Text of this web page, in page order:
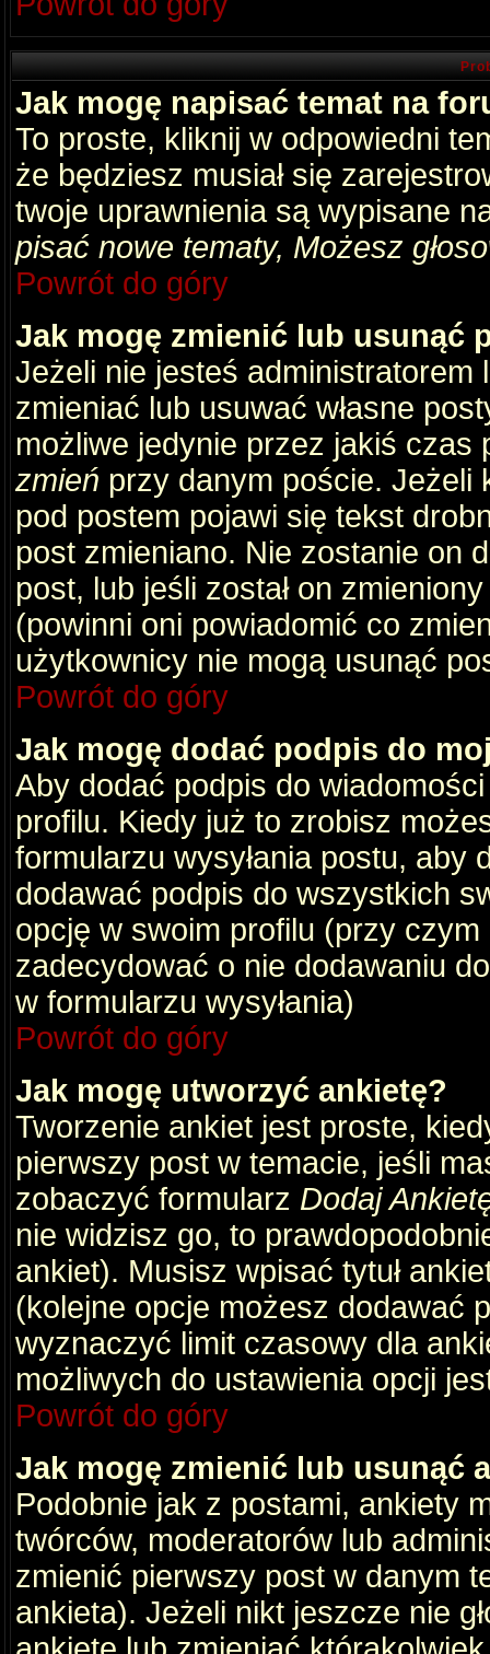
Jak mogę napisać temat na
To proste, kliknij w odpowiedni
że będziesz musiał się
twoje uprawnienia są wypisane
pisać nowe tematy, Możesz
Powrót do góry
Jak mogę zmienić lub usunąć
Jeżeli nie jesteś
zmieniać lub usuwać własne
możliwe jedynie przez jakiś
zmień przy danym poście. Jeżeli
pod postem pojawi się tekst
post zmieniano. Nie zostanie on
post, lub jeśli został on
(powinni oni powiadomić co
użytkownicy nie mogą usunąć
Powrót do góry
Jak mogę dodać podpis do
Aby dodać podpis do
profilu. Kiedy już to zrobisz
formularzu wysyłania postu,
dodawać podpis do wszystkich
opcję w swoim profilu (przy
zadecydować o nie dodawaniu
w formularzu wysyłania)
Powrót do góry
Jak mogę utworzyć ankietę?
Tworzenie ankiet jest proste,
pierwszy post w temacie, jeśli
zobaczyć formularz Dodaj
nie widzisz go, to
ankiet). Musisz wpisać tytuł
(kolejne opcje możesz dodawać
wyznaczyć limit czasowy dla
możliwych do ustawienia opcji
Powrót do góry
Jak mogę zmienić lub usunąć
Podobnie jak z postami, ankiety
twórców, moderatorów lub
zmienić pierwszy post w danym
ankieta). Jeżeli nikt jeszcze nie